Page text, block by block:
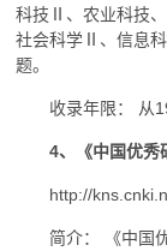
科技Ⅱ、农业科技
社会科学Ⅱ、信息
题。
收录年限： 从
4、《中国优秀
http://
简介： 《中国